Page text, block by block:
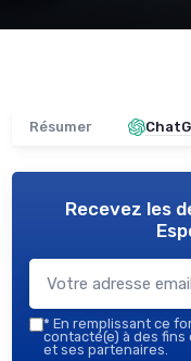
Résumer
Recevez les
* En remplissant ce
contacté(e) à des fins
et ses partenaires.